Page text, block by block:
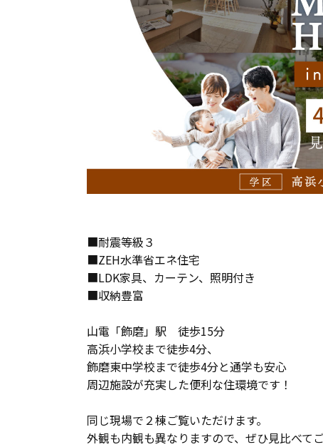
長期優良住宅
■耐震等級３
■ZEH水準省エネ住宅
■LDK家具、カーテン、照明付き
■収納豊富
山電「飾磨」駅 徒歩15分
高浜小学校まで徒歩4分、
飾磨東中学校まで徒歩4分と通学も安心
周辺施設が充実した便利な住環境です！
同じ現場で２棟ご覧いただけます。
外観も内観も異なりますので、ぜひ見比べて